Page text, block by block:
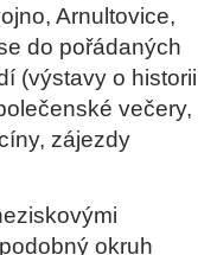
Arnultovice,
do pořádaných
(výstavy o historii
večery,
zájezdy
okruh